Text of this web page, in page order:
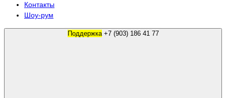
Контакты
Шоу-рум
Поддержка +7 (903) 186 41 77